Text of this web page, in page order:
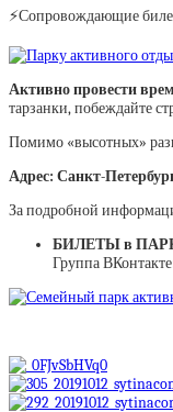
⚡Сопровождающие
Активно провести
тарзанки, побеждайте
Помимо «высотных»
Адрес: Санкт-
За подробной
БИЛЕТЫ в
Группа